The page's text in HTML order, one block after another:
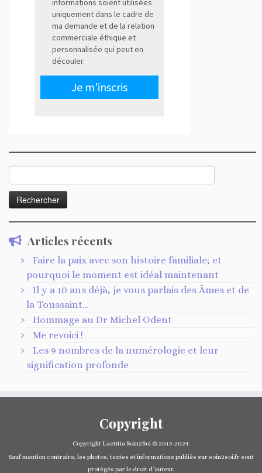
Articles récents
Faire la paix avec son histoire familiale; et
pourquoi le moment est idéal maintenant
Il y a 10 ans déjà, je vous parlais des Âmes et de
la Toussaint…
Hommage au Dr Michel Odent
Me revoici !
Les 9 nombres de la numérologie et leur
signification profonde
Copyright
Copyright Laetitia Soin2Soi © 2015-2024.
Sauf mention contraire, les photos, textes et informations publiés sur soin2soi.fr sont
protégés par le droit d’auteur.